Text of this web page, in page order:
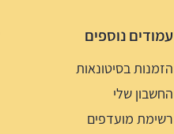
עמודים נוספים
הזמנות בסיטונאות
החשבון שלי
רשימת מועדפים